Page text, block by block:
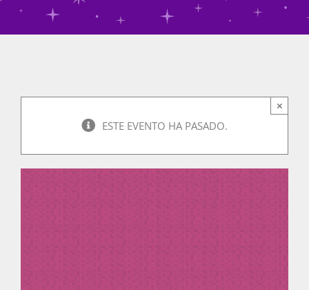
Atención de la violencia de género
ESTE EVENTO HA PASADO.
×